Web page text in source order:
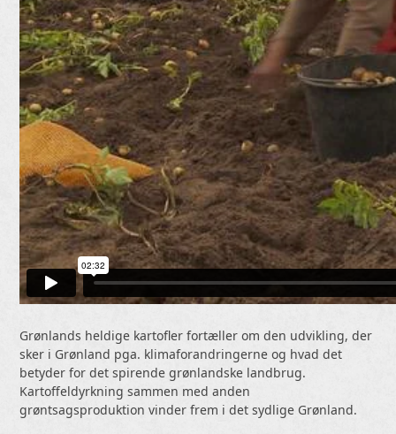
Grønlands heldige kartofler fortæller om den udvikling, der
sker i Grønland pga. klimaforandringerne og hvad det
betyder for det spirende grønlandske landbrug.
Kartoffeldyrkning sammen med anden
grøntsagsproduktion vinder frem i det sydlige Grønland.